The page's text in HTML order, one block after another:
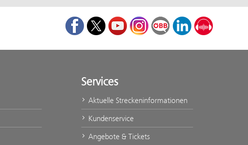
FacebookTwitterYoutubeInstagramÖBB Corporate Blog
LinkedInPodcast
Services
Aktuelle Streckeninformationen
Kundenservice
Angebote & Tickets